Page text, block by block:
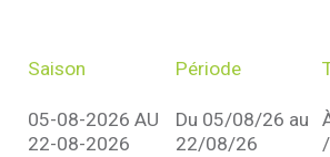
Saison Période
05-08-2026 AU
22-08-2026
Du 05/08/26 au
22/08/26